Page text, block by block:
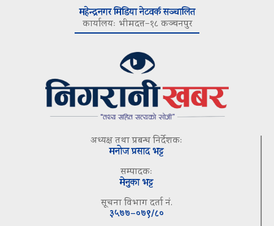
महेन्द्रनगर मिडिया नेटवर्क सञ्चालित
कार्यालयः भीमदत्त–१८ कञ्चनपुर
अध्यक्ष तथा प्रबन्ध निर्देशकः
मनोज प्रसाद भट्ट
सम्पादकः
मेनुका भट्ट
सूचना विभाग दर्ता नं.
३५७७–०७९/८०